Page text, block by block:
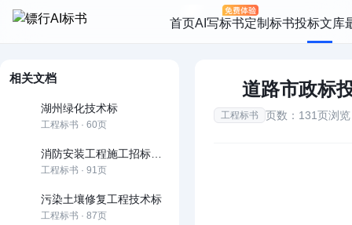
首页AI写标书定制标书投标文库
相关文档
湖州绿化技术标
工程标书 · 60页
工程标书 · 91页
污染土壤修复工程技术标
工程标书 · 87页
道路市政标
工程标书 页数：131页浏